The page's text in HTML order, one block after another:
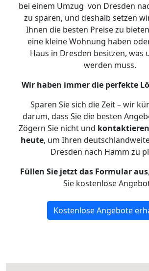
bei einem Umzug von Dresden
zu sparen, und deshalb setzen
Ihnen die besten Preise zu
eine kleine Wohnung haben
Haus in Dresden besitzen, was
werden muss.
Wir haben immer die perfekte
Sparen Sie sich die Zeit – wir
darum, dass Sie die besten
Zögern Sie nicht und
heute, um Ihren
Dresden nach Hamm zu
Füllen Sie jetzt das Formular aus
Sie kostenlose
Kostenlose Angebote